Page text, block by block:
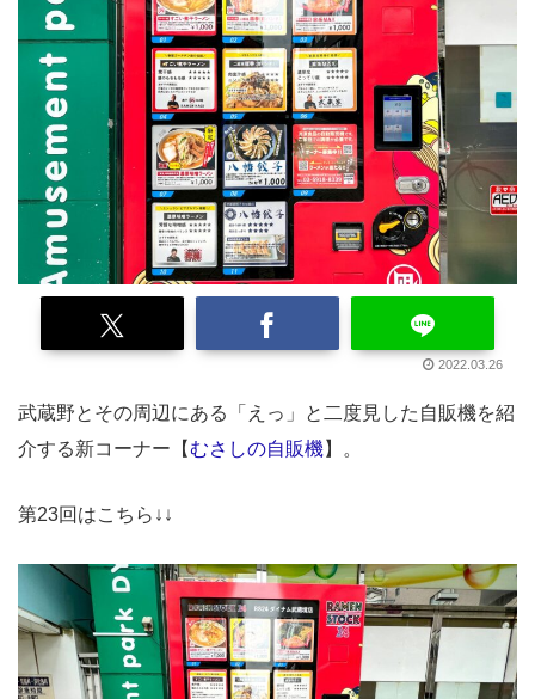
2022.03.26
武蔵野とその周辺にある「えっ」と二度見した自販機を紹
介する新コーナー【むさしの自販機】。
第23回はこちら↓↓